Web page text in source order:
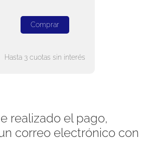
Comprar
Hasta 3 cuotas sin interés
realizado el pago,
correo electrónico con